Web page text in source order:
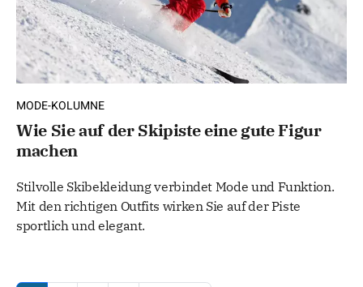
MODE-KOLUMNE
Wie Sie auf der Skipiste eine gute Figur
machen
Stilvolle Skibekleidung verbindet Mode und Funktion.
Mit den richtigen Outfits wirken Sie auf der Piste
sportlich und elegant.